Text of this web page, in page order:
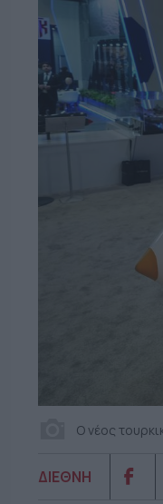
O νέος
ΔΙΕΘΝΗ